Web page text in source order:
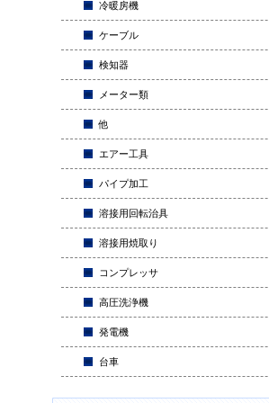
冷暖房機
ケーブル
検知器
メーター類
他
エアー工具
パイプ加工
溶接用回転治具
溶接用焼取り
コンプレッサ
高圧洗浄機
発電機
台車